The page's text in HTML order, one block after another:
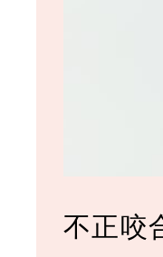
むし歯
不正咬